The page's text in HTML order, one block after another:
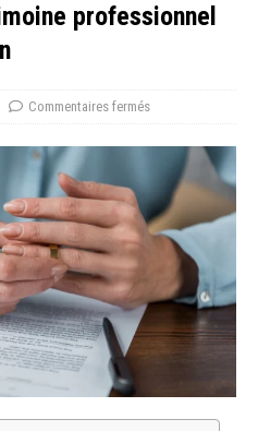
professionnel
Commentaires fermés